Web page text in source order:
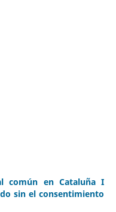
común en Cataluña I
sin el consentimiento